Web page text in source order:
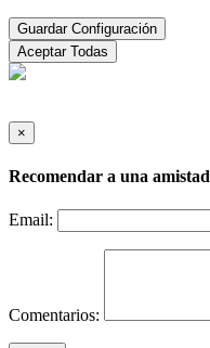
Guardar Configuración
Aceptar Todas
×
Recomendar a una amistad
Email:
Comentarios: